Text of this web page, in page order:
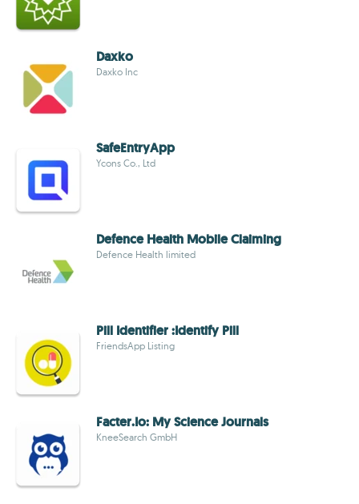
Daxko
Daxko Inc
SafeEntryApp
Ycons Co., Ltd
Defence Health Mobile Claiming
Defence Health limited
Pill Identifier :Identify Pill
FriendsApp Listing
Facter.Io: My Science Journals
KneeSearch GmbH